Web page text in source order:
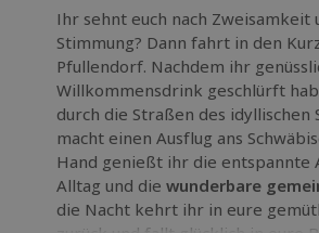
Ihr sehnt euch nach Zweisamkeit
Stimmung? Dann fahrt in den
Pfullendorf. Nachdem ihr
Willkommensdrink geschlürft
durch die Straßen des idyllischen
macht einen Ausflug ans
Hand genießt ihr die entspannte
Alltag und die wunderbare
die Nacht kehrt ihr in eure